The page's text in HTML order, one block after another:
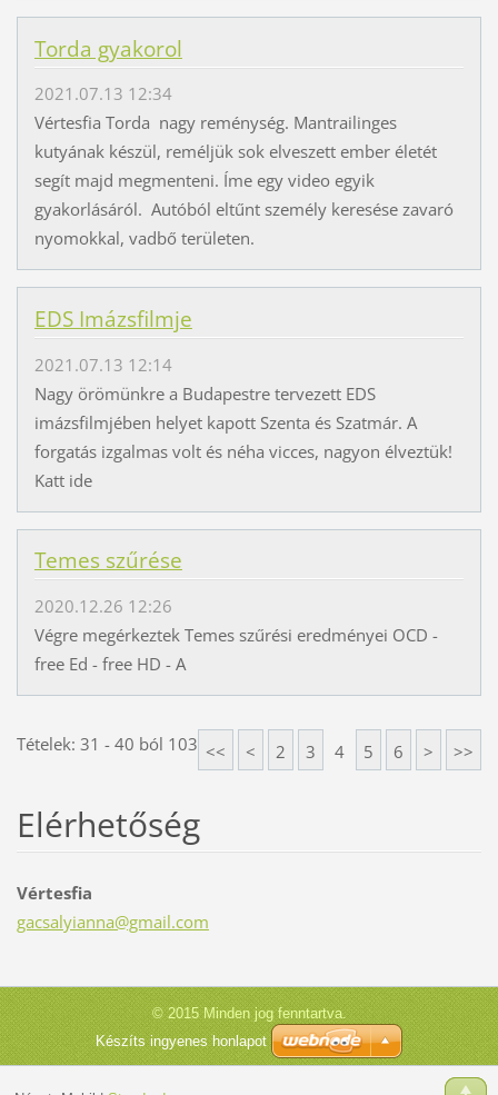
Torda gyakorol
2021.07.13 12:34
Vértesfia Torda nagy reménység. Mantrailinges
kutyának készül, reméljük sok elveszett ember életét
segít majd megmenteni. Íme egy video egyik
gyakorlásáról. Autóból eltűnt személy keresése zavaró
nyomokkal, vadbő területen.
EDS Imázsfilmje
2021.07.13 12:14
Nagy örömünkre a Budapestre tervezett EDS
imázsfilmjében helyet kapott Szenta és Szatmár. A
forgatás izgalmas volt és néha vicces, nagyon élveztük!
Katt ide
Temes szűrése
2020.12.26 12:26
Végre megérkeztek Temes szűrési eredményei OCD -
free Ed - free HD - A
Tételek: 31 - 40 ból 103 << < 2 3 4 5 6 > >>
Elérhetőség
Vértesfia
gacsalyianna@gmail.com
© 2015 Minden jog fenntartva.
Készíts ingyenes honlapot